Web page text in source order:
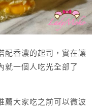
配香濃的起司，實在讓
就一個人吃光全部了
薦大家吃之前可以微波